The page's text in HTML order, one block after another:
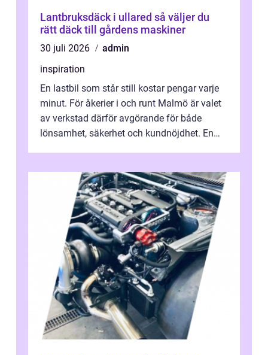
Lantbruksdäck i ullared så väljer du
rätt däck till gårdens maskiner
30 juli 2026
admin
inspiration
En lastbil som står still kostar pengar varje
minut. För åkerier i och runt Malmö är valet
av verkstad därför avgörande för både
lönsamhet, säkerhet och kundnöjdhet. En